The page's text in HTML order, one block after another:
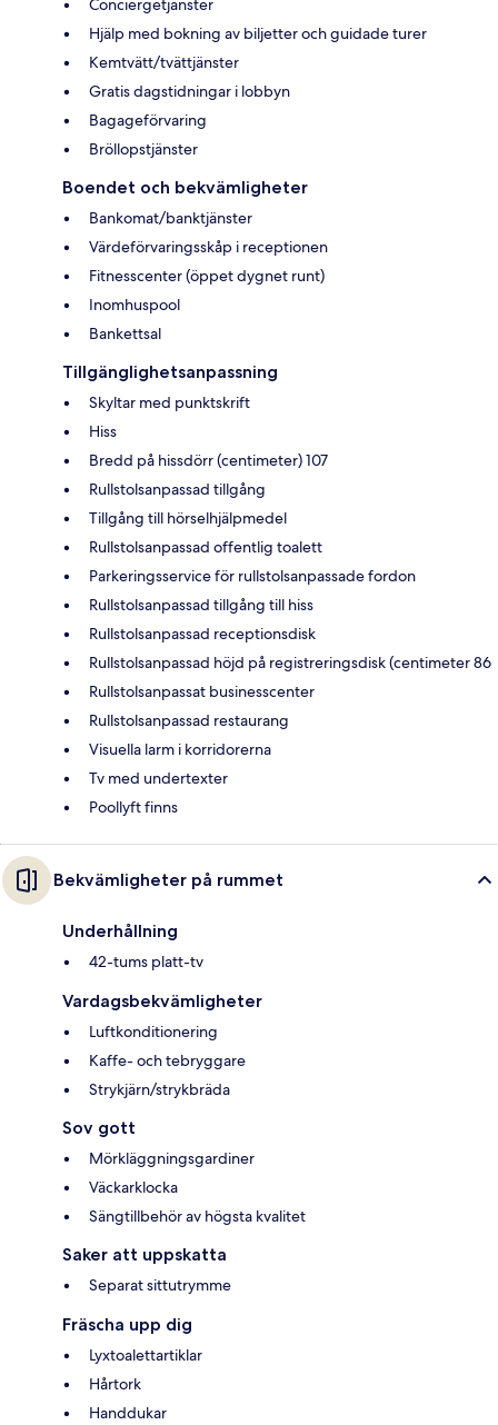
Conciergetjänster
Hjälp med bokning av biljetter och guidade turer
Kemtvätt/tvättjänster
Gratis dagstidningar i lobbyn
Bagageförvaring
Bröllopstjänster
Boendet och bekvämligheter
Bankomat/banktjänster
Värdeförvaringsskåp i receptionen
Fitnesscenter (öppet dygnet runt)
Inomhuspool
Bankettsal
Tillgänglighetsanpassning
Skyltar med punktskrift
Hiss
Bredd på hissdörr (centimeter) 107
Rullstolsanpassad tillgång
Tillgång till hörselhjälpmedel
Rullstolsanpassad offentlig toalett
Parkeringsservice för rullstolsanpassade fordon
Rullstolsanpassad tillgång till hiss
Rullstolsanpassad receptionsdisk
Rullstolsanpassad höjd på registreringsdisk (centimeter 86
Rullstolsanpassat businesscenter
Rullstolsanpassad restaurang
Visuella larm i korridorerna
Tv med undertexter
Poollyft finns
Bekvämligheter på rummet
Underhållning
42-tums platt-tv
Vardagsbekvämligheter
Luftkonditionering
Kaffe- och tebryggare
Strykjärn/strykbräda
Sov gott
Mörkläggningsgardiner
Väckarklocka
Sängtillbehör av högsta kvalitet
Saker att uppskatta
Separat sittutrymme
Fräscha upp dig
Lyxtoalettartiklar
Hårtork
Handdukar